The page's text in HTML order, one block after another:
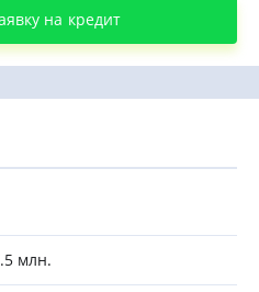
на кредит
млн.